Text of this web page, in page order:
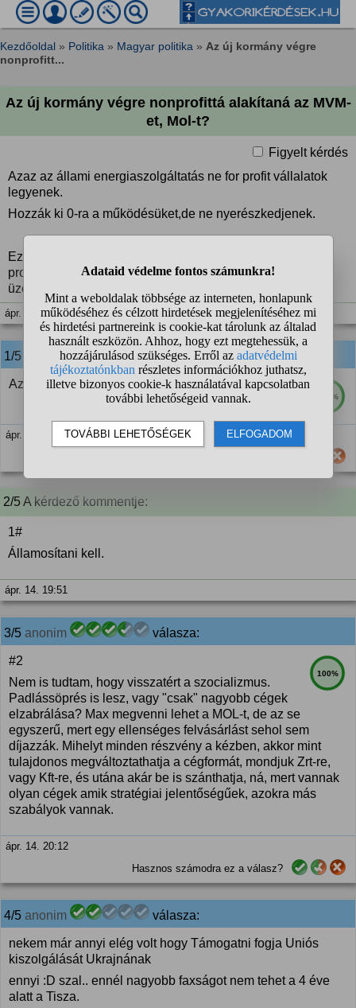
Kezdőoldal » Politika » Magyar politika » Az új kormány végre
nonprofitt...
Az új kormány végre nonprofittá alakítaná az MVM-
et, Mol-t?
Figyelt kérdés
Azaz az állami energiaszolgáltatás ne for profit vállalatok
legyenek.
Hozzák ki 0-ra a működésüket,de ne nyerészkedjenek.
Ez vonatkozik a MOL-ra is.Az országért működjön, ne a
profitért.A dolga az,hogy a lehető legolcsóbban adja az
üzemanyagot.
ápr. 14. 19:48
1/5 anonim válasza:
100%
Az ugye megvan, hogy a MOL egy tőzsdei cég?
ápr. 14. 19:50
2/5 A kérdező kommentje:
1#
Államosítani kell.
ápr. 14. 19:51
3/5 anonim válasza:
100%
#2
Nem is tudtam, hogy visszatért a szocializmus.
Padlássöprés is lesz, vagy "csak" nagyobb cégek
elzabrálása? Max megvenni lehet a MOL-t, de az se
egyszerű, mert egy ellenséges felvásárlást sehol sem
díjazzák. Mihelyt minden részvény a kézben, akkor mint
tulajdonos megváltoztathatja a cégformát, mondjuk Zrt-re,
vagy Kft-re, és utána akár be is szánthatja, ná, mert vannak
olyan cégek amik stratégiai jelentőségűek, azokra más
szabályok vannak.
ápr. 14. 20:12
Hasznos számodra ez a válasz?
4/5 anonim válasza:
nekem már annyi elég volt hogy Támogatni fogja Uniós
kiszolgálását Ukrajnának
ennyi :D szal.. ennél nagyobb faxságot nem tehet a 4 éve
alatt a Tisza.